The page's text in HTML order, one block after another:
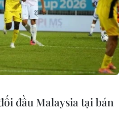
đầu Malaysia tại bán